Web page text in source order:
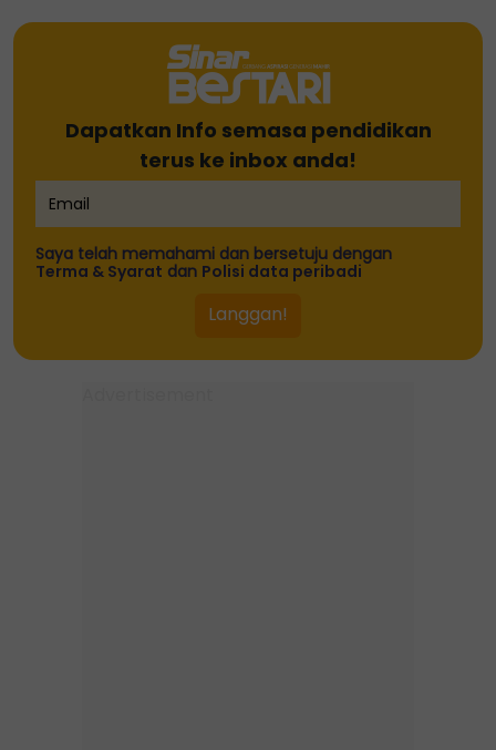
Dapatkan Info semasa pendidikan
terus ke inbox anda!
Saya telah memahami dan bersetuju dengan
Terma & Syarat dan Polisi data peribadi